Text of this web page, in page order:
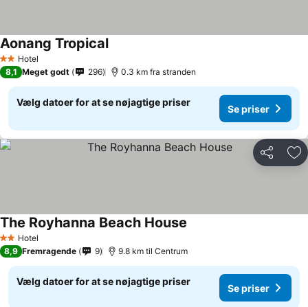
2 Stjerner
Hotel
Aonang Tropical
8,1 Meget godt 296 0.3 km fra stranden
Vælg datoer for at se nøjagtige priser
Se priser
Del
2 Stjerner
Hotel
The Royhanna Beach House
8,9 Fremragende 9 9.8 km til Centrum
Vælg datoer for at se nøjagtige priser
Se priser